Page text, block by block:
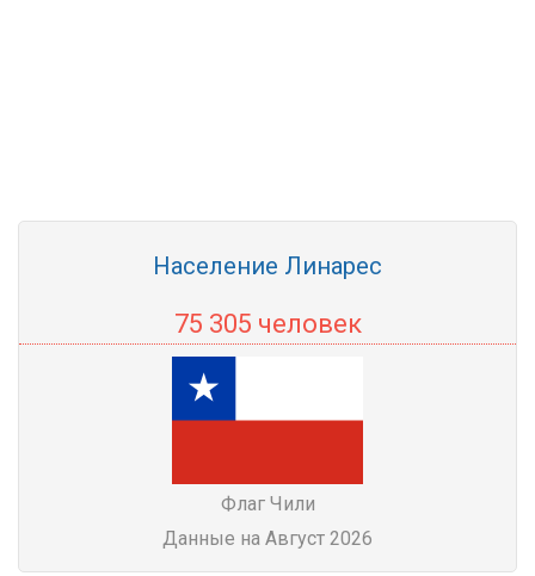
Население Линарес
75 305 человек
Флаг Чили
Данные на Август 2026